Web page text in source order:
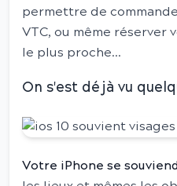
permettre de
VTC, ou même
le plus proche...
On s'est déjà vu
Votre iPhone se